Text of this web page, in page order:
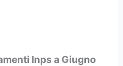
Inps a Giugno